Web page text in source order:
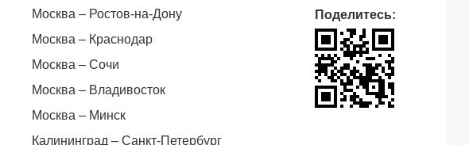
Москва – Ростов-на-Дону
Москва – Краснодар
Москва – Сочи
Москва – Владивосток
Москва – Минск
Калининград – Санкт-Петербург
Поделитесь: